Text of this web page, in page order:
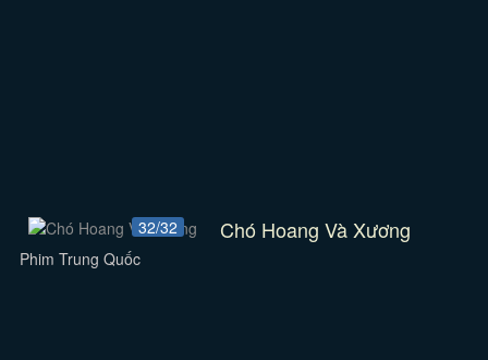
32/32 Chó Hoang Và Xương
Phim Trung Quốc